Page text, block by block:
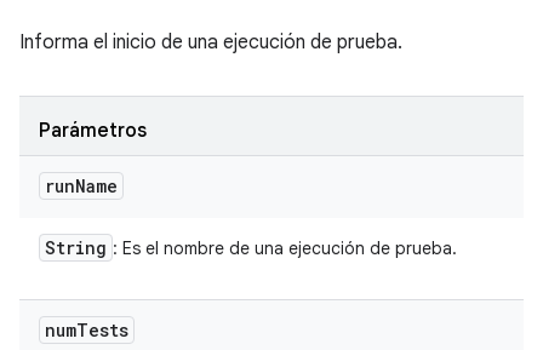
Informa el inicio de una ejecución de prueba.
Parámetros
runName
String : Es el nombre de una ejecución de prueba.
numTests